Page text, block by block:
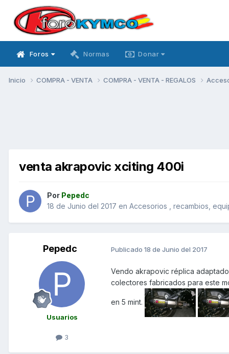
Foros Normas Donar
Inicio COMPRA - VENTA COMPRA - VENTA - REGALOS
venta akrapovic xciting 400i
Por Pepedc
18 de Junio del 2017 en Accesorios , recambios,
Pepedc
Usuarios
3
Publicado 18 de Junio del 2017
Vendo akrapovic réplica
colectores fabricados para este
en 5 mint.